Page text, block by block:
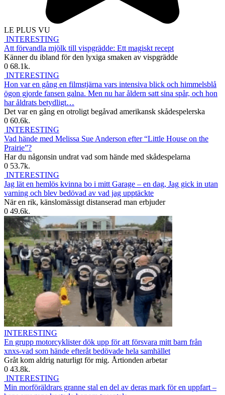
LE PLUS VU
INTERESTING
Att förvandla mjölk till vispgrädde: Ett magiskt recept
Känner du ibland för den lyxiga smaken av vispgrädde
0 68.1k.
INTERESTING
Hon var en gång en filmstjärna vars intensiva blick och himmelsblå
ögon gjorde fansen galna. Men nu har åldern satt sina spår, och hon
har åldrats betydligt…
Det var en gång en otroligt begåvad amerikansk skådespelerska
0 60.6k.
INTERESTING
Vad hände med Melissa Sue Anderson efter “Little House on the
Prairie”?
Har du någonsin undrat vad som hände med skådespelarna
0 53.7k.
INTERESTING
Jag lät en hemlös kvinna bo i mitt Garage – en dag, Jag gick in utan
varning och blev bedövad av vad jag upptäckte
När en rik, känslomässigt distanserad man erbjuder
0 49.6k.
INTERESTING
En grupp motorcyklister dök upp för att försvara mitt barn från
xnxs-vad som hände efteråt bedövade hela samhället
Gråt kom aldrig naturligt för mig. Årtionden arbetar
0 43.8k.
INTERESTING
Min morföräldrars granne stal en del av deras mark för en uppfart –